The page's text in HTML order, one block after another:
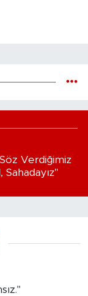
Verdiğimiz
Sahadayız"